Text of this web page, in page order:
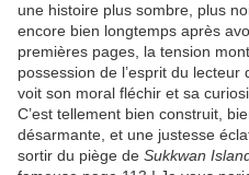
une histoire plus sombre, plus
encore bien longtemps après
premières pages, la tension
possession de l’esprit du
voit son moral fléchir et sa
C’est tellement bien construit,
désarmante, et une justesse
sortir du piège de Sukkwan